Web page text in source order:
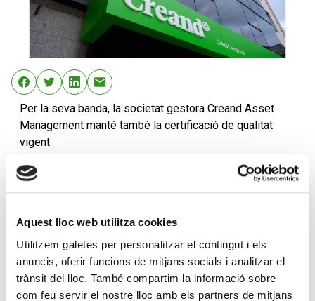
Aquest lloc web utilitza cookies
Utilitzem galetes per personalitzar el contingut i els
anuncis, oferir funcions de mitjans socials i analitzar el
trànsit del lloc. També compartim la informació sobre
com feu servir el nostre lloc amb els partners de mitjans
Per la seva banda, la societat gestora Creand Asset
Management manté també la certificació de qualitat
vigent
Creand Crèdit Andorrà renova la certificació de qualitat
comptava amb el segell de qualitat per les àrees de
Tresoreria, Gestió de balanç, Administració de mercats,
Estructuració i Taula de distribució. Ara, s’ha fet
extensiva la certificació a les àrees de Gestió d’Actius i
d’Institucions Financeres, i s’ha ampliat també a una